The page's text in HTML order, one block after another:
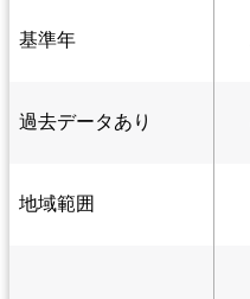
基準年
過去データあり
地域範囲